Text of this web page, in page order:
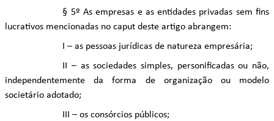
§ 5º As empresas e as entidades privadas sem fins
lucrativos mencionadas no caput deste artigo abrangem:
I – as pessoas jurídicas de natureza empresária;
II – as sociedades simples, personificadas ou não,
independentemente da forma de organização ou modelo
societário adotado;
III – os consórcios públicos;